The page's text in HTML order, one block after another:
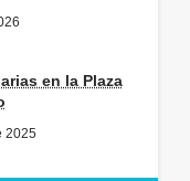
en la Plaza
2025